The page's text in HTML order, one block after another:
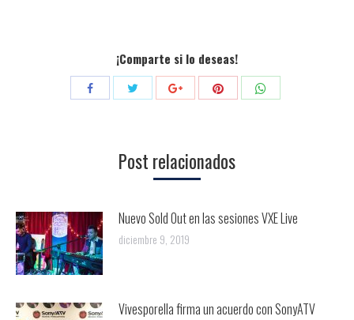
¡Comparte si lo deseas!
Compartir CompartirCompartirCompartir
Post relacionados
Nuevo Sold Out en las sesiones VXE Live
diciembre 9, 2019
Vivesporella firma un acuerdo con SonyATV